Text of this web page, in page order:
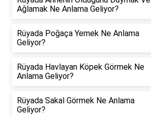
Ağlamak Ne Anlama Geliyor?
Rüyada Poğaça Yemek Ne Anlama
Geliyor?
Rüyada Havlayan Köpek Görmek Ne
Anlama Geliyor?
Rüyada Sakal Görmek Ne Anlama
Geliyor?